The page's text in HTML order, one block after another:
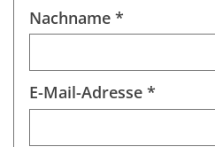
Nachname *
E-Mail-Adresse *